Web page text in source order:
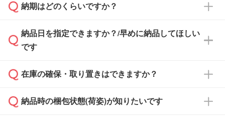
どの場合は、月末締め翌月末払いに対応可能で
また、卒業・卒園記念品で対策委員会や個人様
校や幼稚園・保育園であれば、同様の条件でご
ご希望の際は担当スタッフまでお気軽にご相談
ください。
納品書・領収書は ご依頼をいただいた場合の
ず、通常はPDFデータをメール添付でお送りし
ます。
たは注文フォームの『ご注文に関する備考欄』
納期はどのくらいですか？
・印刷する場合(500個程度)
ご入金、イメージ画像の校了から約2週間～2
ご入金確認後、1～2営業日で出荷いたしま
納品日を指定できますか？/早めに納品してほしい
です
ご希望の納期がある場合は、お問い合わせ・お
い。
在庫の確保・取り置きはできますか？
ご入金確認後に在庫を確保し、注文確定のご連
納品時の梱包状態(荷姿)が知りたいです